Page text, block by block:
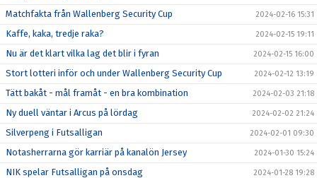
Matchfakta från Wallenberg Security Cup 2024-02-16 15:31
Kaffe, kaka, tredje raka? 2024-02-15 19:11
Nu är det klart vilka lag det blir i fyran 2024-02-15 16:00
Stort lotteri inför och under Wallenberg Security Cup 2024-02-12 13:19
Tätt bakåt - mål framåt - en bra kombination 2024-02-03 21:18
Ny duell väntar i Arcus på lördag 2024-02-02 21:24
Silverpeng i Futsalligan 2024-02-01 09:30
Notasherrarna gör karriär på kanalön Jersey 2024-01-30 15:24
NIK spelar Futsalligan på onsdag 2024-01-28 19:28